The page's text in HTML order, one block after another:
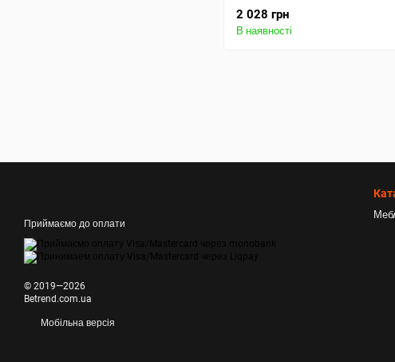
2 028 грн
В наявності
Приймаємо до оплати
© 2019—2026
Betrend.com.ua
Мобільна версія